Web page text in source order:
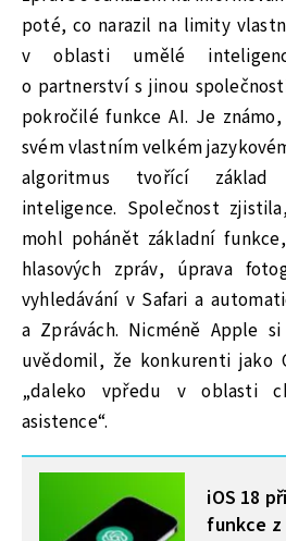
poté, co narazil na limity
v oblasti umělé
o partnerství s jinou
pokročilé funkce AI. Je
svém vlastním velkém
algoritmus tvořící základ
inteligence. Společnost
mohl pohánět základní
hlasových zpráv, úprava
vyhledávání v Safari a
a Zprávách. Nicméně Apple
uvědomil, že konkurenti jako
„daleko vpředu v oblasti
asistence“.
MOHLO BY VÁS ZAJÍMAT
iOS 18
funkce z